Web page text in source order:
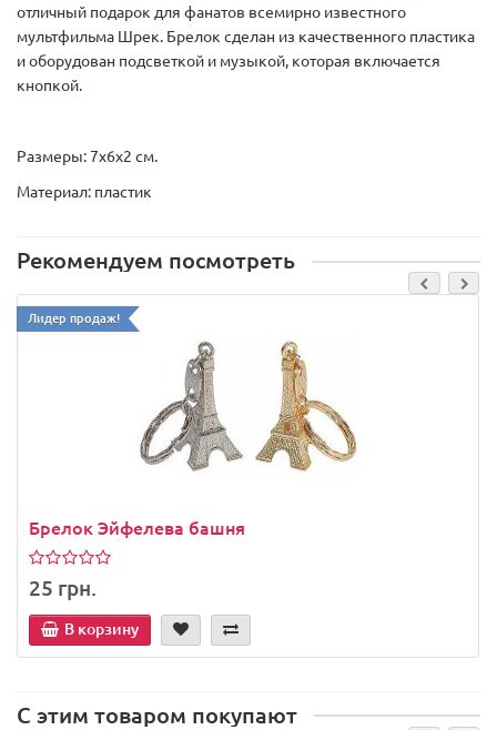
отличный подарок для фанатов всемирно известного
мультфильма Шрек. Брелок сделан из качественного пластика
и оборудован подсветкой и музыкой, которая включается
кнопкой.
Размеры: 7х6х2 см.
Материал: пластик
Рекомендуем посмотреть
Лидер продаж!
Брелок Эйфелева башня
25 грн.
В корзину
С этим товаром покупают